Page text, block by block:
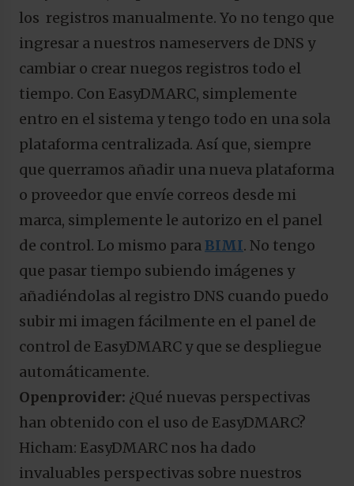
los registros manualmente. Yo no tengo que
ingresar a nuestros nameservers de DNS y
cambiar o crear nuegos registros todo el
tiempo. Con EasyDMARC, simplemente
entro en el sistema y tengo todo en una sola
plataforma centralizada. Así que, siempre
que querramos añadir una nueva plataforma
o proveedor que envíe correos desde mi
marca, simplemente le autorizo en el panel
de control. Lo mismo paraBIMI. No tengo
que pasar tiempo subiendo imágenes y
añadiéndolas al registro DNS cuando puedo
subir mi imagen fácilmente en el panel de
control de EasyDMARC y que se despliegue
automáticamente.
Openprovider: ¿Qué nuevas perspectivas
han obtenido con el uso de EasyDMARC?
Hicham: EasyDMARC nos ha dado
invaluables perspectivas sobre nuestros